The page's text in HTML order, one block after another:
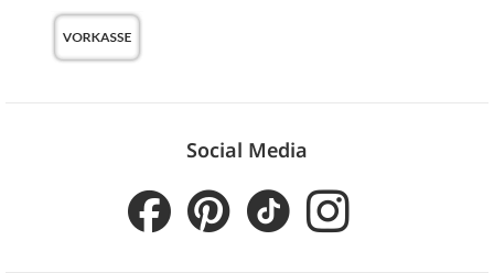
Social Media